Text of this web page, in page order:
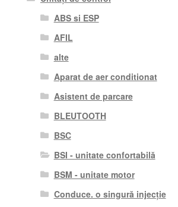
ABS si ESP
AFIL
alte
Aparat de aer conditionat
Asistent de parcare
BLEUTOOTH
BSC
BSI - unitate confortabilă
BSM - unitate motor
Conduce. o singură injecție